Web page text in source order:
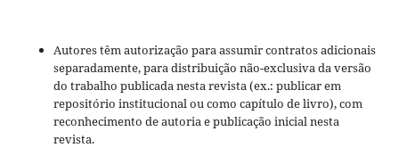
Autores têm autorização para assumir contratos adicionais
separadamente, para distribuição não-exclusiva da versão
do trabalho publicada nesta revista (ex.: publicar em
repositório institucional ou como capítulo de livro), com
reconhecimento de autoria e publicação inicial nesta
revista.